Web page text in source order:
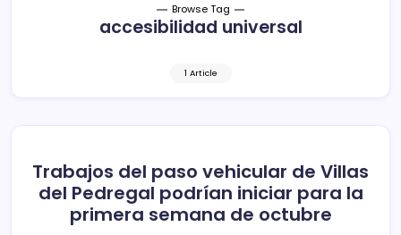
Browse Tag
accesibilidad universal
1 Article
Trabajos del paso vehicular de Villas
del Pedregal podrían iniciar para la
primera semana de octubre